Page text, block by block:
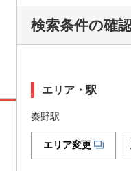
検索条件の確
エリア・駅
秦野駅
エリア変更